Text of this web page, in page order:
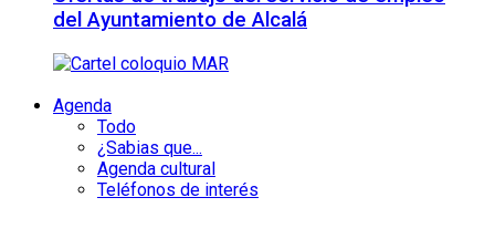
del Ayuntamiento de Alcalá
Agenda
Todo
¿Sabias que...
Agenda cultural
Teléfonos de interés